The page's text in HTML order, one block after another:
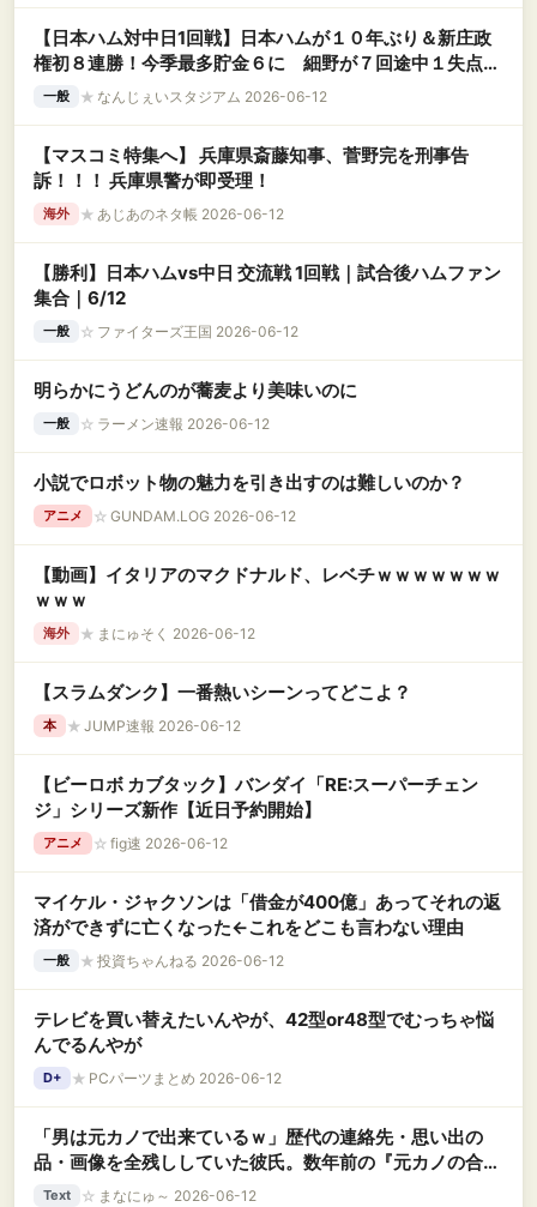
【日本ハム対中日1回戦】日本ハムが１０年ぶり＆新庄政
権初８連勝！今季最多貯金６に 細野が７回途中１失点で
２勝目、圧巻１１Ｋ
一般 ★ なんじぇいスタジアム 2026-06-12
【マスコミ特集へ】 兵庫県斎藤知事、菅野完を刑事告
訴！！！ 兵庫県警が即受理！
海外 ★ あじあのネタ帳 2026-06-12
【勝利】日本ハムvs中日 交流戦 1回戦｜試合後ハムファン
集合｜6/12
一般 ☆ ファイターズ王国 2026-06-12
明らかにうどんのが蕎麦より美味いのに
一般 ☆ ラーメン速報 2026-06-12
小説でロボット物の魅力を引き出すのは難しいのか？
アニメ ☆ GUNDAM.LOG 2026-06-12
【動画】イタリアのマクドナルド、レベチｗｗｗｗｗｗｗ
ｗｗｗ
海外 ★ まにゅそく 2026-06-12
【スラムダンク】一番熱いシーンってどこよ？
本 ★ JUMP速報 2026-06-12
【ビーロボ カブタック】バンダイ「RE:スーパーチェン
ジ」シリーズ新作【近日予約開始】
アニメ ☆ fig速 2026-06-12
マイケル・ジャクソンは「借金が400億」あってそれの返
済ができずに亡くなった←これをどこも言わない理由
一般 ★ 投資ちゃんねる 2026-06-12
テレビを買い替えたいんやが、42型or48型でむっちゃ悩
んでるんやが
D+ ★ PCパーツまとめ 2026-06-12
「男は元カノで出来ているｗ」歴代の連絡先・思い出の
品・画像を全残ししていた彼氏。数年前の『元カノの合
鍵』を大切に保管していたド変態男が、元カノのSNSを見
Text ☆ まなにゅ～ 2026-06-12